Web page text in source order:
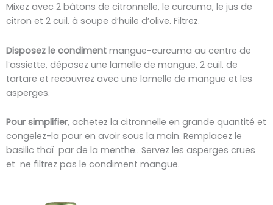
Mixez avec 2 bâtons de citronnelle, le curcuma, le jus de
citron et 2 cuil. à soupe d’huile d’olive. Filtrez.
Disposez le condiment mangue-curcuma au centre de
l’assiette, déposez une lamelle de mangue, 2 cuil. de
tartare et recouvrez avec une lamelle de mangue et les
asperges.
Pour simplifier, achetez la citronnelle en grande quantité et
congelez-la pour en avoir sous la main. Remplacez le
basilic thaï par de la menthe.. Servez les asperges crues
et ne filtrez pas le condiment mangue.